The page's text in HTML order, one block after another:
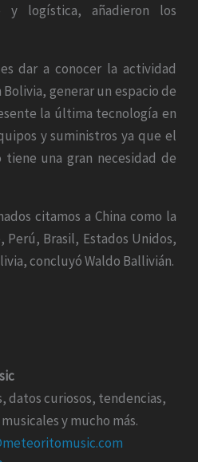
y logística, añadieron los
dar a conocer la actividad
generar un espacio de
la última tecnología en
y suministros ya que el
una gran necesidad de
citamos a China como la
Perú, Brasil, Estados Unidos,
concluyó Waldo Ballivián.
datos curiosos, tendencias,
y mucho más.